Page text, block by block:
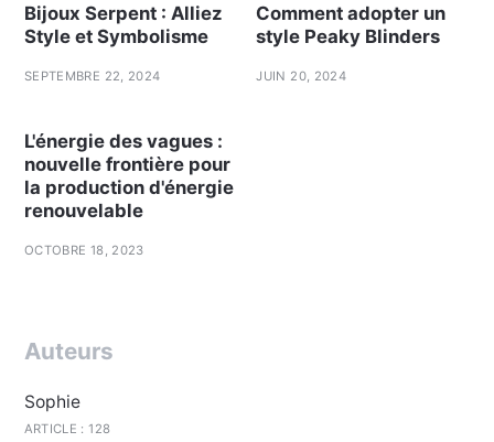
Bijoux Serpent : Alliez
Style et Symbolisme
SEPTEMBRE 22, 2024
Comment adopter un
style Peaky Blinders
JUIN 20, 2024
L'énergie des vagues :
nouvelle frontière pour
la production d'énergie
renouvelable
OCTOBRE 18, 2023
Auteurs
Sophie
ARTICLE : 128